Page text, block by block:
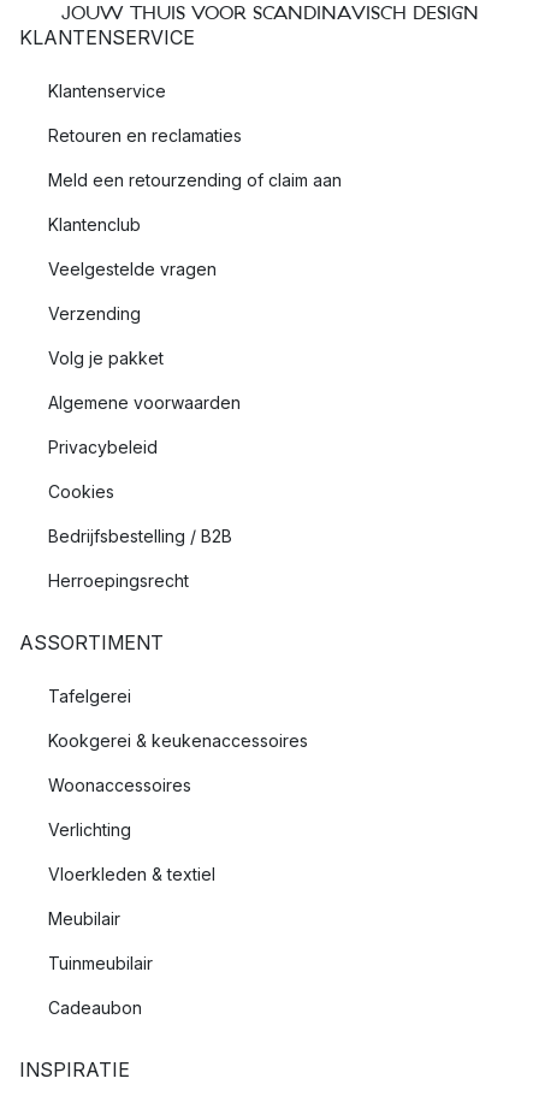
JOUW THUIS VOOR SCANDINAVISCH DESIGN
KLANTENSERVICE
Klantenservice
Retouren en reclamaties
Meld een retourzending of claim aan
Klantenclub
Veelgestelde vragen
Verzending
Volg je pakket
Algemene voorwaarden
Privacybeleid
Cookies
Bedrijfsbestelling / B2B
Herroepingsrecht
ASSORTIMENT
Tafelgerei
Kookgerei & keukenaccessoires
Woonaccessoires
Verlichting
Vloerkleden & textiel
Meubilair
Tuinmeubilair
Cadeaubon
INSPIRATIE